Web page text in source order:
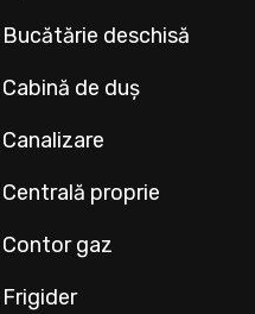
Bucătărie deschisă
Cabină de duș
Canalizare
Centrală proprie
Contor gaz
Frigider